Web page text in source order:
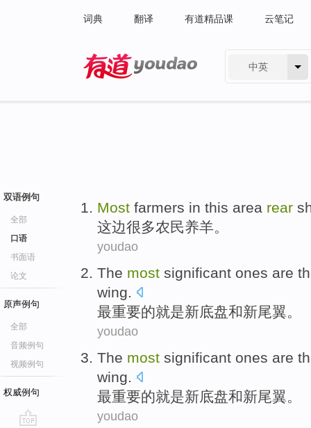
词典 翻译 有道精品课 云笔记
中英
双语例句
全部
口语
书面语
论文
原声例句
全部
音频例句
视频例句
权威例句
Most farmers in this area rear
这边很多农民养羊。
youdao
The most significant ones are
wing.
最重要的就是新底盘和新尾翼。
youdao
The most significant ones are
wing
最重要的就是新底盘和新尾翼 。
youdao